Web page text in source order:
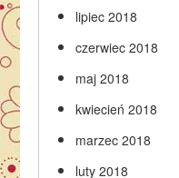
lipiec 2018
czerwiec 2018
maj 2018
kwiecień 2018
marzec 2018
luty 2018